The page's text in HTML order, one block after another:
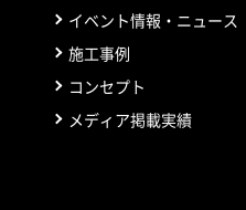
イベント情報・ニュース
施工事例
コンセプト
メディア掲載実績